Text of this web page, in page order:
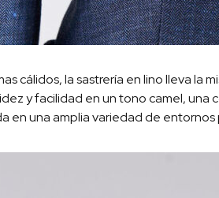
cálidos, la sastrería en lino lleva la
y facilidad en un tono camel, una
en una amplia variedad de entornos